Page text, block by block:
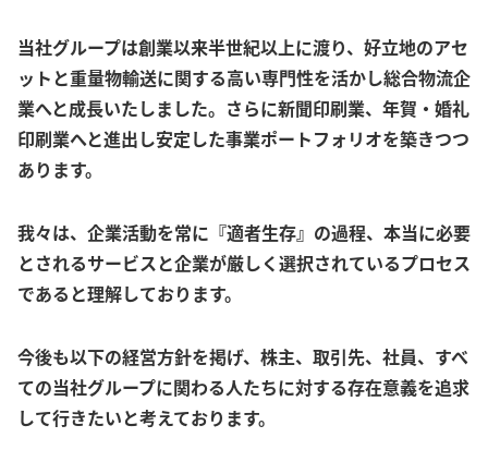
当社グループは創業以来半世紀以上に渡り、好立地のアセ
ットと重量物輸送に関する高い専門性を活かし総合物流企
業へと成長いたしました。さらに新聞印刷業、年賀・婚礼
印刷業へと進出し安定した事業ポートフォリオを築きつつ
あります。
我々は、企業活動を常に『適者生存』の過程、本当に必要
とされるサービスと企業が厳しく選択されているプロセス
であると理解しております。
今後も以下の経営方針を掲げ、株主、取引先、社員、すべ
ての当社グループに関わる人たちに対する存在意義を追求
して行きたいと考えております。